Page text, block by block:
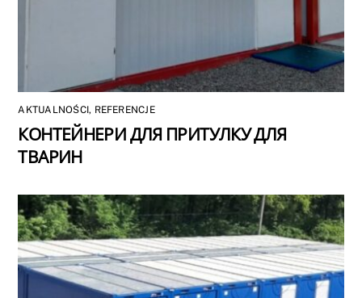
AKTUALNOŚCI, REFERENCJE
КОНТЕЙНЕРИ ДЛЯ ПРИТУЛКУ ДЛЯ
ТВАРИН